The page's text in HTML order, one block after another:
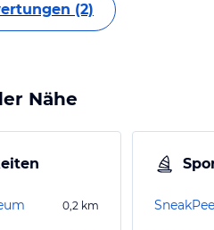
(2)
Nähe
0,2 km